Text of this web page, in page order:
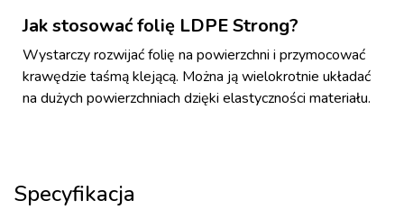
Jak stosować folię LDPE Strong?
Wystarczy rozwijać folię na powierzchni i przymocować
krawędzie taśmą klejącą. Można ją wielokrotnie układać
na dużych powierzchniach dzięki elastyczności materiału.
Specyfikacja